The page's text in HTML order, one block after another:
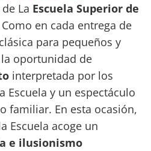
La Escuela Superior de
Como en cada entrega de
para pequeños y
oportunidad de
interpretada por los
Escuela y un espectáculo
familiar. En esta ocasión,
Escuela acoge un
e ilusionismo